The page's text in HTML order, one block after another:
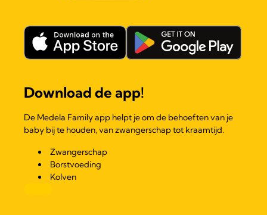
Download de app!
De Medela Family app helpt je om de behoeften van je
baby bij te houden, van zwangerschap tot kraamtijd.
Zwangerschap
Borstvoeding
Kolven